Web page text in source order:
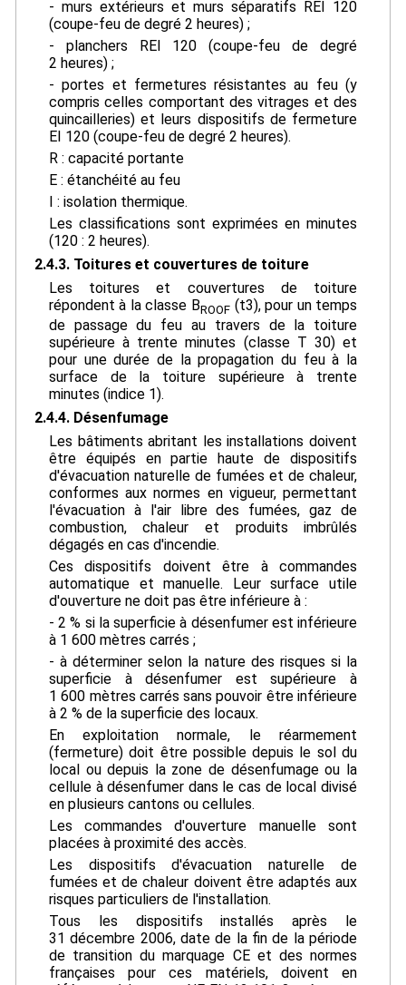
- murs extérieurs et murs séparatifs REI 120
(coupe-feu de degré 2 heures) ;
- planchers REI 120 (coupe-feu de degré
2 heures) ;
- portes et fermetures résistantes au feu (y
compris celles comportant des vitrages et des
quincailleries) et leurs dispositifs de fermeture
EI 120 (coupe-feu de degré 2 heures).
R : capacité portante
E : étanchéité au feu
I : isolation thermique.
Les classifications sont exprimées en minutes
(120 : 2 heures).
2.4.3. Toitures et couvertures de toiture
Les toitures et couvertures de toiture
répondent à la classe BROOF (t3), pour un temps
de passage du feu au travers de la toiture
supérieure à trente minutes (classe T 30) et
pour une durée de la propagation du feu à la
surface de la toiture supérieure à trente
minutes (indice 1).
2.4.4. Désenfumage
Les bâtiments abritant les installations doivent
être équipés en partie haute de dispositifs
d'évacuation naturelle de fumées et de chaleur,
conformes aux normes en vigueur, permettant
l'évacuation à l'air libre des fumées, gaz de
combustion, chaleur et produits imbrûlés
dégagés en cas d'incendie.
Ces dispositifs doivent être à commandes
automatique et manuelle. Leur surface utile
d'ouverture ne doit pas être inférieure à :
- 2 % si la superficie à désenfumer est inférieure
à 1 600 mètres carrés ;
- à déterminer selon la nature des risques si la
superficie à désenfumer est supérieure à
1 600 mètres carrés sans pouvoir être inférieure
à 2 % de la superficie des locaux.
En exploitation normale, le réarmement
(fermeture) doit être possible depuis le sol du
local ou depuis la zone de désenfumage ou la
cellule à désenfumer dans le cas de local divisé
en plusieurs cantons ou cellules.
Les commandes d'ouverture manuelle sont
placées à proximité des accès.
Les dispositifs d'évacuation naturelle de
fumées et de chaleur doivent être adaptés aux
risques particuliers de l'installation.
Tous les dispositifs installés après le
31 décembre 2006, date de la fin de la période
de transition du marquage CE et des normes
françaises pour ces matériels, doivent en